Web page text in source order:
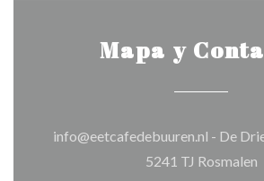
Mapa y
info@eetcafedebuuren.nl - De
5241 TJ Rosmalen